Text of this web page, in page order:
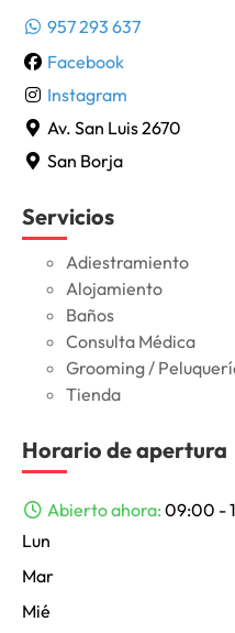
957 293 637
Facebook
Instagram
Av. San Luis 2670
San Borja
Servicios
Adiestramiento
Alojamiento
Baños
Consulta Médica
Grooming /
Tienda
Horario de apertura
Abierto ahora: 09:00 -
Lun
Mar
Mié